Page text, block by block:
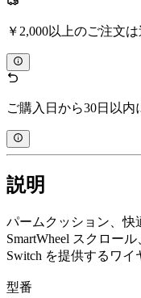
￥2,000以上のご注文
ご購入日から30日以内
説明
パームクッション、快
SmartWheel スクロー
Switch を提供するワイ
型番